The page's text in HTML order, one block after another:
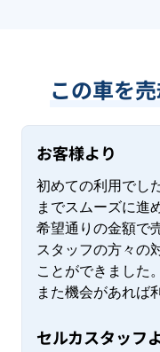
この車を
お客様より
初めての利用でし
までスムーズに進
希望通りの金額で
スタッフの方々の
ことができました。
また機会があれば
セルカスタッフ